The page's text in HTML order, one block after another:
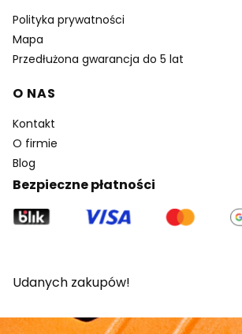
Polityka prywatności
Mapa
Przedłużona gwarancja do 5 lat
O NAS
Kontakt
O firmie
Blog
Bezpieczne płatności
Udanych zakupów!